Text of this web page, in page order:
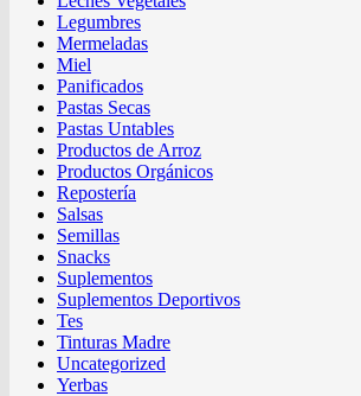
Legumbres
Mermeladas
Miel
Panificados
Pastas Secas
Pastas Untables
Productos de Arroz
Productos Orgánicos
Repostería
Salsas
Semillas
Snacks
Suplementos
Suplementos Deportivos
Tes
Tinturas Madre
Uncategorized
Yerbas